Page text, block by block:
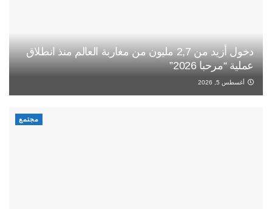
دخول أزيد من 2,7 مليون من مغاربة العالم منذ انطلاق
عملية “مرحبا 2026”
أغسطس 5, 2026
مجتمع